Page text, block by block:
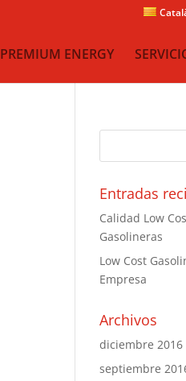
PREMIUM ENERGY
Entradas
Calidad Low
Gasolineras
Low Cost
Empresa
Archivos
diciembre 2016
septiembre